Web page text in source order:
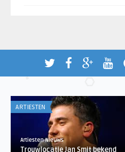
ARTIESTEN
Artiesten Nieuws
Trouwlocatie Jan Smit bekend